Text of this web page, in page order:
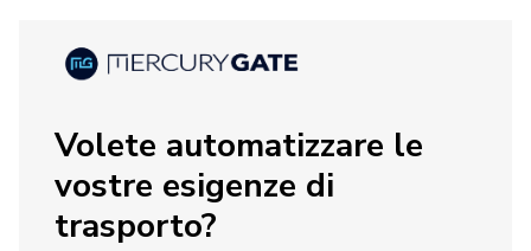
Volete automatizzare le
vostre esigenze di
trasporto?